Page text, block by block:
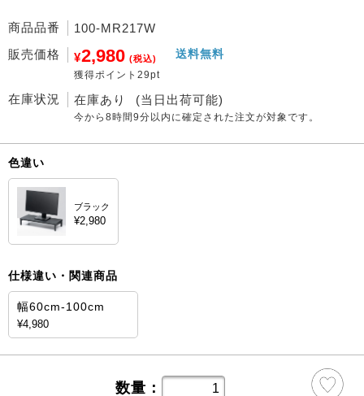
商品品番
100-MR217W
販売価格
¥2,980 (税込)
獲得ポイント29pt
送料無料
在庫状況 在庫あり (当日出荷可能)
今から8時間9分 以内に確定された注文が対象です。
色違い
ブラック
¥2,980
仕様違い・関連商品
幅60cm-100cm
¥4,980
数量：